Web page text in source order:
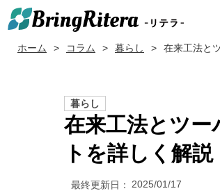
ホーム コラム 暮らし 在来工法と
暮らし
在来工法とツ
トを詳しく解説
最終更新日： 2025/01/17